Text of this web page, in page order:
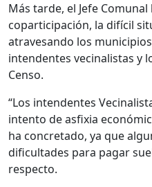
Más tarde, el Jefe
coparticipación, la difícil
atravesando los
intendentes vecinalistas y
Censo.
“Los intendentes
intento de asfixia
ha concretado, ya que
dificultades para pagar
respecto.